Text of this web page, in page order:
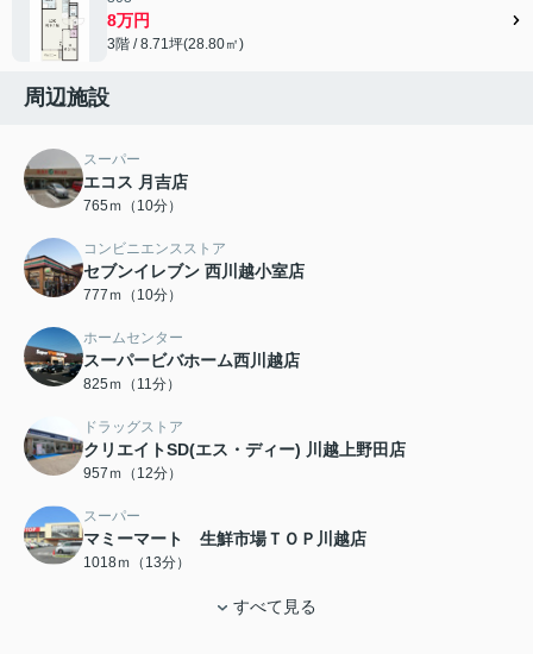
8万円
3階 / 8.71坪(28.80㎡)
周辺施設
スーパー
エコス 月吉店
765ｍ（10分）
コンビニエンスストア
セブンイレブン 西川越小室店
777ｍ（10分）
ホームセンター
スーパービバホーム西川越店
825ｍ（11分）
ドラッグストア
クリエイトSD(エス・ディー) 川越上野田店
957ｍ（12分）
スーパー
マミーマート 生鮮市場ＴＯＰ川越店
1018ｍ（13分）
すべて見る